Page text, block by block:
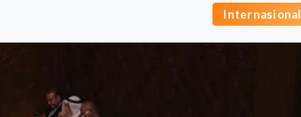
Internasional